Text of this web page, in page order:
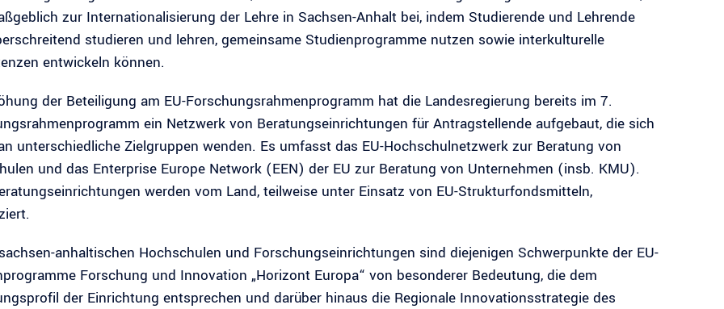
zur Internationalisierung der Lehre in Sachsen-Anhalt bei, indem Studierende und Lehrende
studieren und lehren, gemeinsame Studienprogramme nutzen sowie interkulturelle
entwickeln können.
der Beteiligung am EU-Forschungsrahmenprogramm hat die Landesregierung bereits im 7.
ein Netzwerk von Beratungseinrichtungen für Antragstellende aufgebaut, die sich
unterschiedliche Zielgruppen wenden. Es umfasst das EU-Hochschulnetzwerk zur Beratung von
und das Enterprise Europe Network (EEN) der EU zur Beratung von Unternehmen (insb. KMU).
werden vom Land, teilweise unter Einsatz von EU-Strukturfondsmitteln,
anhaltischen Hochschulen und Forschungseinrichtungen sind diejenigen Schwerpunkte der EU-
Forschung und Innovation „Horizont Europa“ von besonderer Bedeutung, die dem
der Einrichtung entsprechen und darüber hinaus die Regionale Innovationsstrategie des